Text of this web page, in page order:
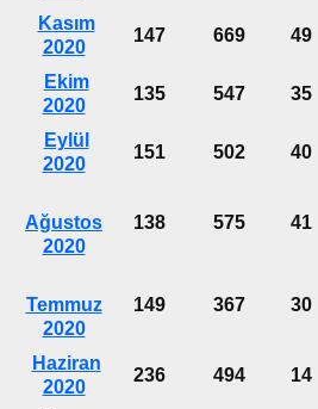
Kasım
2020
147 669 49
Ekim
2020
135 547 35
Eylül
2020
151 502 40
Ağustos
2020
138 575 41
Temmuz
2020
149 367 30
Haziran
2020
236 494 14